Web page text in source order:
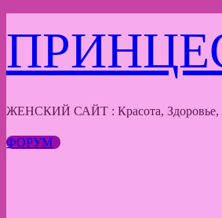
к
содержимому
ЖЕНСКИЙ САЙТ : Красота, Здоровье,
ФОРУМ